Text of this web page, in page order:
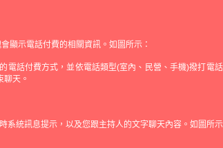
顯示電話付費的相關資訊。如圖所示：
電話付費方式，並依電話類型(室內、民營、手機)撥打電
天。
系統訊息提示，以及您跟主持人的文字聊天內容。如圖所示